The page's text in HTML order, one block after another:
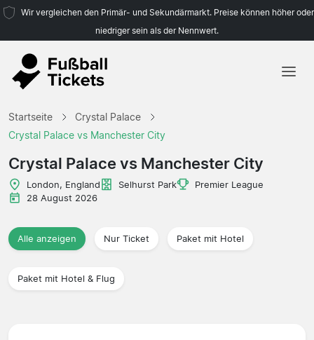
Wir vergleichen den Primär- und Sekundärmarkt. Preise können höher oder
niedriger sein als der Nennwert.
Mannschaften
Ligen
Reisebüros
Startseite
Crystal Palace
Crystal Palace vs Manchester City
Crystal Palace vs Manchester City
London, England Selhurst Park
Premier League
28 August 2026
Alle anzeigen Nur Ticket Paket mit Hotel
Paket mit Hotel & Flug